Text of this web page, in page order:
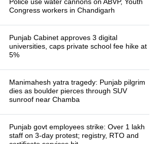
Congress workers in Chandigarh
Punjab Cabinet approves 3 digital
universities, caps private school fee hike at
5%
Manimahesh yatra tragedy: Punjab pilgrim
dies as boulder pierces through SUV
sunroof near Chamba
Punjab govt employees strike: Over 1 lakh
staff on 3-day protest; registry, RTO and